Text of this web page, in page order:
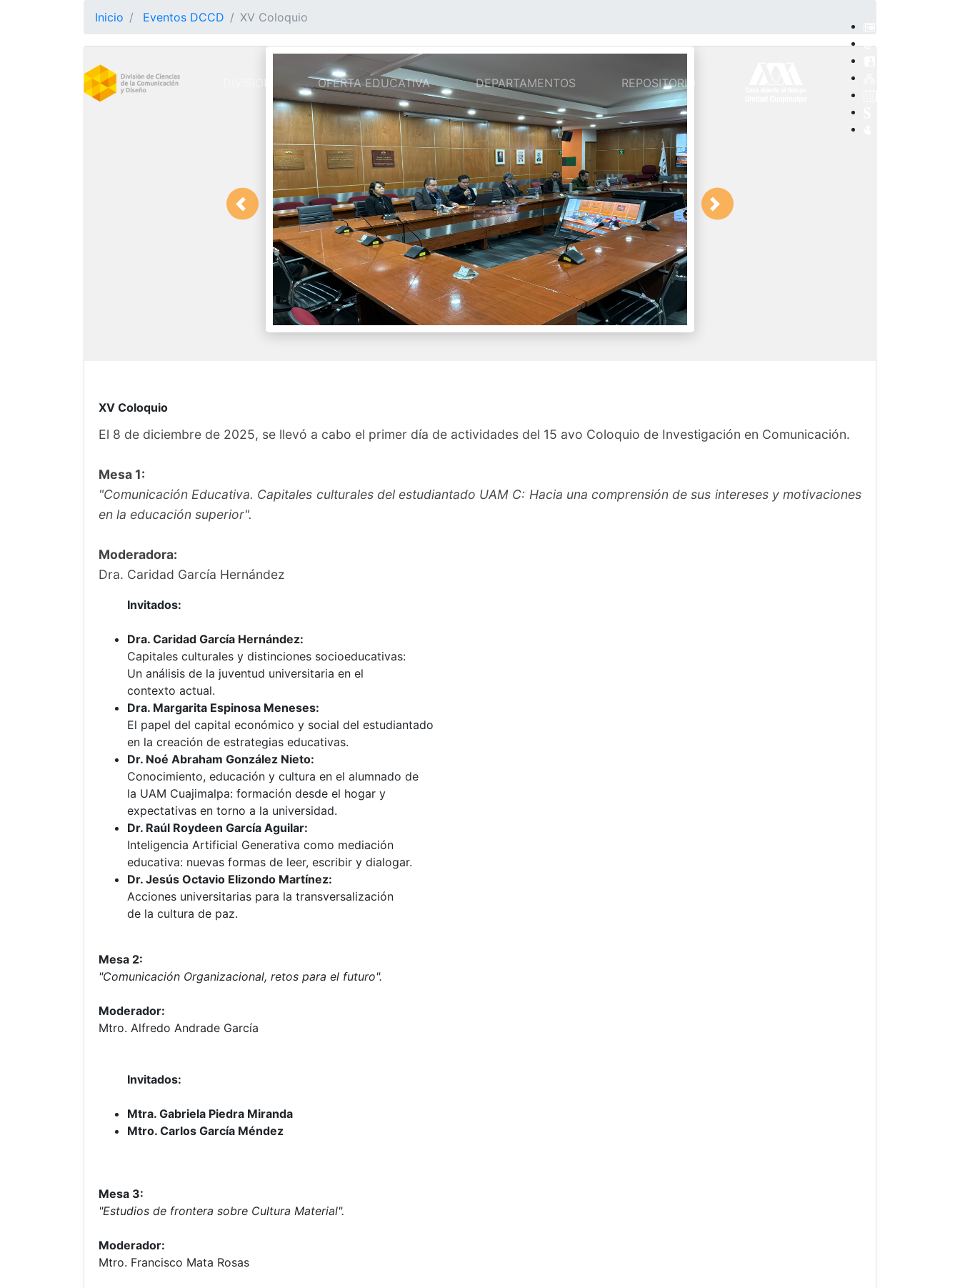
(CURRENT)OFERTA EDUCATIVA DEPARTAMENTOS REPOSITORIO
Inicio Eventos DCCD XV Coloquio
Previous Next
XV Coloquio
El 8 de diciembre de 2025, se llevó a cabo el primer día de actividades del 15 avo Coloquio de Investigación en Comunicación.
Mesa 1:
"Comunicación Educativa. Capitales culturales del estudiantado UAM C: Hacia una comprensión de sus intereses y motivaciones
en la educación superior".
Moderadora:
Dra. Caridad García Hernández
Invitados:
Dra. Caridad García Hernández:
Capitales culturales y distinciones socioeducativas:
Un análisis de la juventud universitaria en el
contexto actual.
Dra. Margarita Espinosa Meneses:
El papel del capital económico y social del estudiantado
en la creación de estrategias educativas.
Dr. Noé Abraham González Nieto:
Conocimiento, educación y cultura en el alumnado de
la UAM Cuajimalpa: formación desde el hogar y
expectativas en torno a la universidad.
Dr. Raúl Roydeen García Aguilar:
Inteligencia Artificial Generativa como mediación
educativa: nuevas formas de leer, escribir y dialogar.
Dr. Jesús Octavio Elizondo Martínez:
Acciones universitarias para la transversalización
de la cultura de paz.
Mesa 2:
"Comunicación Organizacional, retos para el futuro".
Moderador:
Mtro. Alfredo Andrade García
Invitados:
Mtra. Gabriela Piedra Miranda
Mtro. Carlos García Méndez
Mesa 3:
"Estudios de frontera sobre Cultura Material".
Moderador:
Mtro. Francisco Mata Rosas